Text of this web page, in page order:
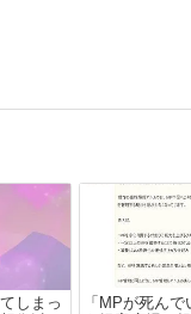
しまっ
「MPが死ん